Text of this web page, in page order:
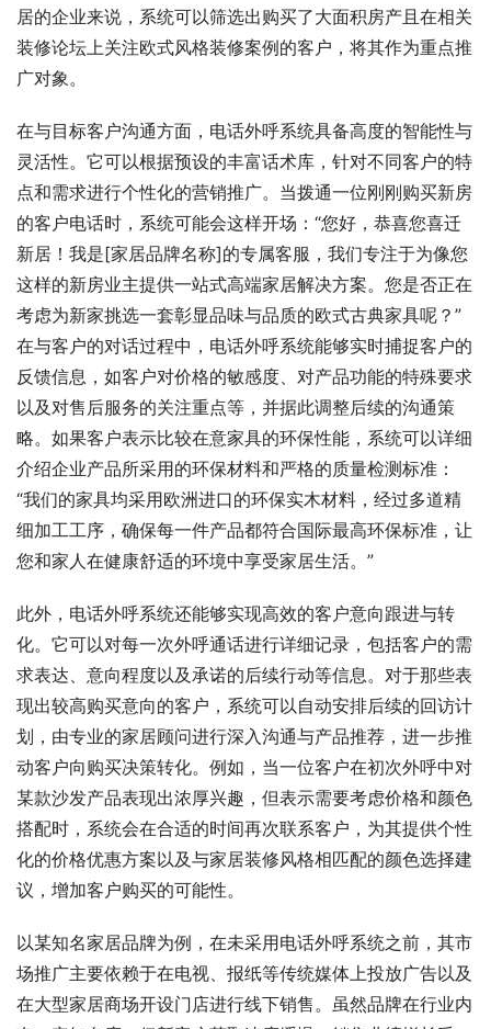
居的企业来说，系统可以筛选出购买了大面积房产且在相关
装修论坛上关注欧式风格装修案例的客户，将其作为重点推
广对象。
在与目标客户沟通方面，电话外呼系统具备高度的智能性与
灵活性。它可以根据预设的丰富话术库，针对不同客户的特
点和需求进行个性化的营销推广。当拨通一位刚刚购买新房
的客户电话时，系统可能会这样开场：“您好，恭喜您喜迁
新居！我是[家居品牌名称]的专属客服，我们专注于为像您
这样的新房业主提供一站式高端家居解决方案。您是否正在
考虑为新家挑选一套彰显品味与品质的欧式古典家具呢？”
在与客户的对话过程中，电话外呼系统能够实时捕捉客户的
反馈信息，如客户对价格的敏感度、对产品功能的特殊要求
以及对售后服务的关注重点等，并据此调整后续的沟通策
略。如果客户表示比较在意家具的环保性能，系统可以详细
介绍企业产品所采用的环保材料和严格的质量检测标准：
“我们的家具均采用欧洲进口的环保实木材料，经过多道精
细加工工序，确保每一件产品都符合国际最高环保标准，让
您和家人在健康舒适的环境中享受家居生活。”
此外，电话外呼系统还能够实现高效的客户意向跟进与转
化。它可以对每一次外呼通话进行详细记录，包括客户的需
求表达、意向程度以及承诺的后续行动等信息。对于那些表
现出较高购买意向的客户，系统可以自动安排后续的回访计
划，由专业的家居顾问进行深入沟通与产品推荐，进一步推
动客户向购买决策转化。例如，当一位客户在初次外呼中对
某款沙发产品表现出浓厚兴趣，但表示需要考虑价格和颜色
搭配时，系统会在合适的时间再次联系客户，为其提供个性
化的价格优惠方案以及与家居装修风格相匹配的颜色选择建
议，增加客户购买的可能性。
以某知名家居品牌为例，在未采用电话外呼系统之前，其市
场推广主要依赖于在电视、报纸等传统媒体上投放广告以及
在大型家居商场开设门店进行线下销售。虽然品牌在行业内